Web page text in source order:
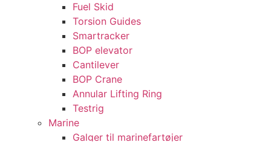
Fuel Skid
Torsion Guides
Smartracker
BOP elevator
Cantilever
BOP Crane
Annular Lifting Ring
Testrig
Marine
Galger til marinefartøjer